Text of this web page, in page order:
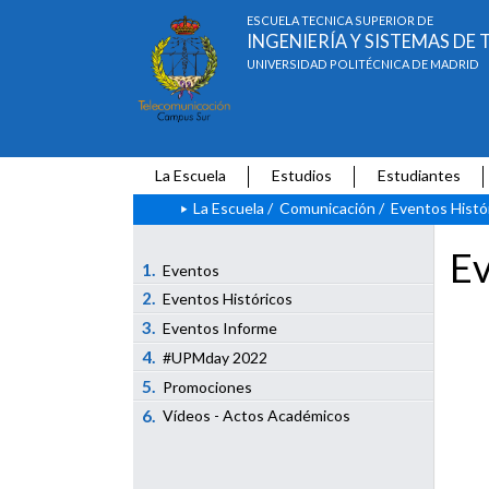
ESCUELA TÉCNICA SUPERIOR DE
INGENIERÍA Y SISTEMAS
UNIVERSIDAD POLITÉCNICA DE MADRID
La Escuela Estudios
Estudiantes
La Escuela / Comunicación / Eventos
1. Eventos
2. Eventos Históricos
3. Eventos Informe
4. #UPMday 2022
5. Promociones
6. Vídeos - Actos Académicos